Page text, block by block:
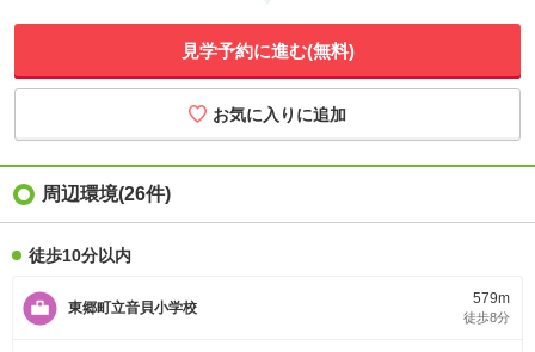
■春木中学校：徒歩約33分（約2600ｍ）
■ローソン 東郷西白土店：徒歩約6分（約450ｍ）
見学予約に進む(無料)
周辺環境(26件)
徒歩10分以内
東郷町立音貝小学校
579m
徒歩8分